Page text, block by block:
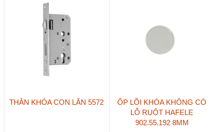
THÂN KHÓA CON LĂN 5572
ỐP LÕI KHÓA KHÔNG CÓ
LỖ RUỘT HAFELE
902.55.192 8MM